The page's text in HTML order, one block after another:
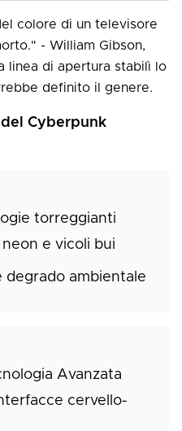
colore di un televisore
- William Gibson,
linea di apertura stabilì lo
definito il genere.
Cyberpunk
torreggianti
e vicoli bui
degrado ambientale
Avanzata
cervello-